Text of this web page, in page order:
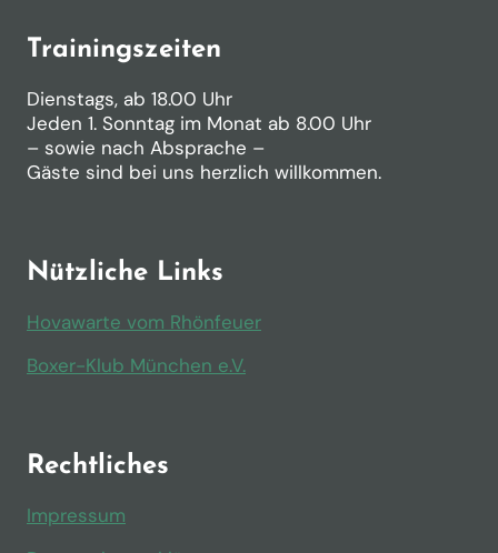
Trainingszeiten
Dienstags, ab 18.00 Uhr
Jeden 1. Sonntag im Monat ab 8.00 Uhr
– sowie nach Absprache –
Gäste sind bei uns herzlich willkommen.
Nützliche Links
Hovawarte vom Rhönfeuer
Boxer-Klub München e.V.
Rechtliches
Impressum